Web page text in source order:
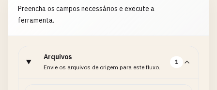
Preencha os campos necessários e execute a
ferramenta.
Arquivos
Envie os arquivos de origem para este fluxo.
1